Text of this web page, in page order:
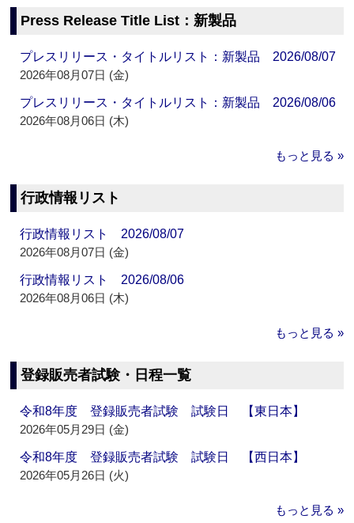
Press Release Title List：新製品
プレスリリース・タイトルリスト：新製品 2026/08/07
2026年08月07日 (金)
プレスリリース・タイトルリスト：新製品 2026/08/06
2026年08月06日 (木)
もっと見る »
行政情報リスト
行政情報リスト 2026/08/07
2026年08月07日 (金)
行政情報リスト 2026/08/06
2026年08月06日 (木)
もっと見る »
登録販売者試験・日程一覧
令和8年度 登録販売者試験 試験日 【東日本】
2026年05月29日 (金)
令和8年度 登録販売者試験 試験日 【西日本】
2026年05月26日 (火)
もっと見る »